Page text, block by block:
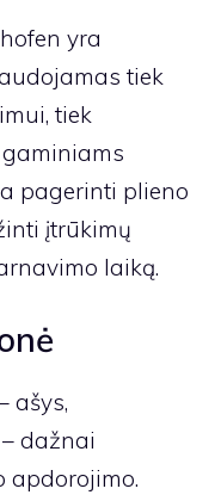
yra
tiek
tiek
pagerinti plieno
įtrūkimų
laiką.
ašys,
dažnai
apdorojimo.